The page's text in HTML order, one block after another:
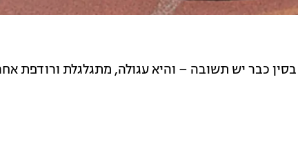
כבר יש תשובה – והיא עגולה, מתגלגלת ורודפת